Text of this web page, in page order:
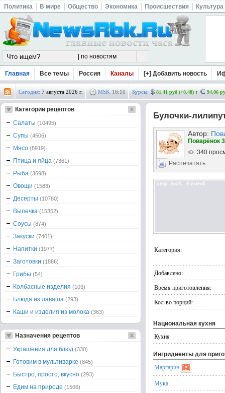
Политика В мире Общество Экономика Происшествия Культура
Главная Все темы Россия Каналы [+] Добавить новость
Сегодня: 7 августа 2026 г. MSK 16:10 Курсы: 81.41 руб (+0.48) 94.06
Булочки-
Автор:
Поварёнок
340
Распечатать
Категория:
Добавлено:
Время приготовления:
Кол-во порций:
Национальная кухня
Кухня
Ингридиенты для
Маргарин
Мука
Категории рецептов
Салаты (10495)
Супы (4506)
Мясо (8919)
Птица и яйца (7361)
Рыба (3698)
Овощи (1583)
Десерты (10780)
Выпечка (15352)
Соусы (874)
Закуски (7401)
Напитки (1977)
Заготовки (1886)
Грибы (54)
Колбасные изделия (103)
Блюда из лаваша (293)
Каши и изделия из молока (363)
Назначения рецептов
Украшения для блюд (330)
Готовим в мультиварке (845)
Быстро, просто, вкусно (293)
Едим на природе (1566)